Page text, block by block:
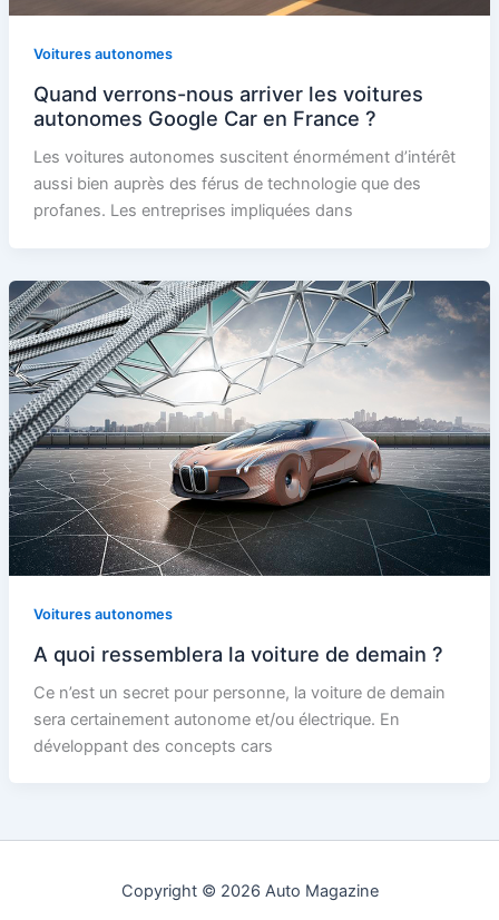
Voitures autonomes
Quand verrons-nous arriver les voitures
autonomes Google Car en France ?
Les voitures autonomes suscitent énormément d’intérêt
aussi bien auprès des férus de technologie que des
profanes. Les entreprises impliquées dans
Voitures autonomes
A quoi ressemblera la voiture de demain ?
Ce n’est un secret pour personne, la voiture de demain
sera certainement autonome et/ou électrique. En
développant des concepts cars
Copyright © 2026 Auto Magazine